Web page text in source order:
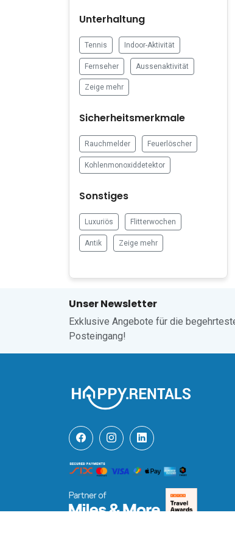
Unterhaltung
Tennis Indoor-Aktivität
Fernseher Aussenaktivität
Zeige mehr
Sicherheitsmerkmale
Rauchmelder Feuerlöscher
Kohlenmonoxiddetektor
Sonstiges
Luxuriös Flitterwochen
Antik Zeige mehr
Unser Newsletter
Exklusive Angebote für die
Posteingang!